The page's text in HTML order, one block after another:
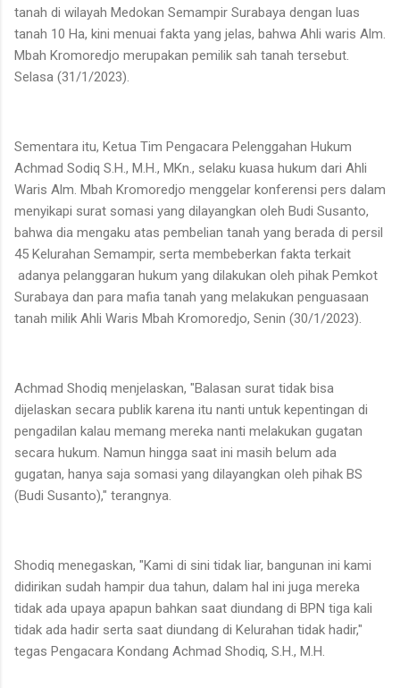
tanah di wilayah Medokan Semampir Surabaya dengan luas
tanah 10 Ha, kini menuai fakta yang jelas, bahwa Ahli waris Alm.
Mbah Kromoredjo merupakan pemilik sah tanah tersebut.
Selasa (31/1/2023).
Sementara itu, Ketua Tim Pengacara Pelenggahan Hukum
Achmad Sodiq S.H., M.H., MKn., selaku kuasa hukum dari Ahli
Waris Alm. Mbah Kromoredjo menggelar konferensi pers dalam
menyikapi surat somasi yang dilayangkan oleh Budi Susanto,
bahwa dia mengaku atas pembelian tanah yang berada di persil
45 Kelurahan Semampir, serta membeberkan fakta terkait
adanya pelanggaran hukum yang dilakukan oleh pihak Pemkot
Surabaya dan para mafia tanah yang melakukan penguasaan
tanah milik Ahli Waris Mbah Kromoredjo, Senin (30/1/2023).
Achmad Shodiq menjelaskan, "Balasan surat tidak bisa
dijelaskan secara publik karena itu nanti untuk kepentingan di
pengadilan kalau memang mereka nanti melakukan gugatan
secara hukum. Namun hingga saat ini masih belum ada
gugatan, hanya saja somasi yang dilayangkan oleh pihak BS
(Budi Susanto)," terangnya.
Shodiq menegaskan, "Kami di sini tidak liar, bangunan ini kami
didirikan sudah hampir dua tahun, dalam hal ini juga mereka
tidak ada upaya apapun bahkan saat diundang di BPN tiga kali
tidak ada hadir serta saat diundang di Kelurahan tidak hadir,"
tegas Pengacara Kondang Achmad Shodiq, S.H., M.H.